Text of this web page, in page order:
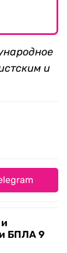
и
БПЛА 9